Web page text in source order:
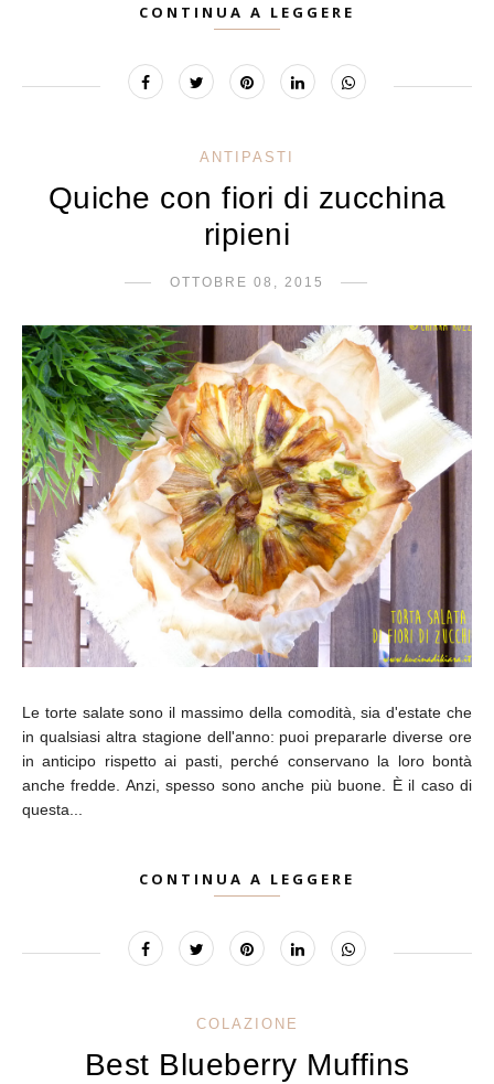
CONTINUA A LEGGERE
ANTIPASTI
Quiche con fiori di zucchina
ripieni
OTTOBRE 08, 2015
Le torte salate sono il massimo della comodità, sia d'estate che
in qualsiasi altra stagione dell'anno: puoi prepararle diverse ore
in anticipo rispetto ai pasti, perché conservano la loro bontà
anche fredde. Anzi, spesso sono anche più buone. È il caso di
questa...
CONTINUA A LEGGERE
COLAZIONE
Best Blueberry Muffins